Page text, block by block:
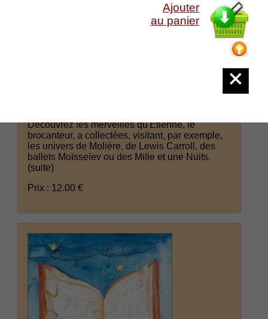
Découvrez les merveilles qu'Étienne, le
brocanteur, a collectées, visitant, par exemple,
les univers de Molière, de Lewis Carroll, des
ballets Moïsseïev ou des Mille et une Nuits.
(suite)
Prix : 12.00 €
Ajouter
au panier